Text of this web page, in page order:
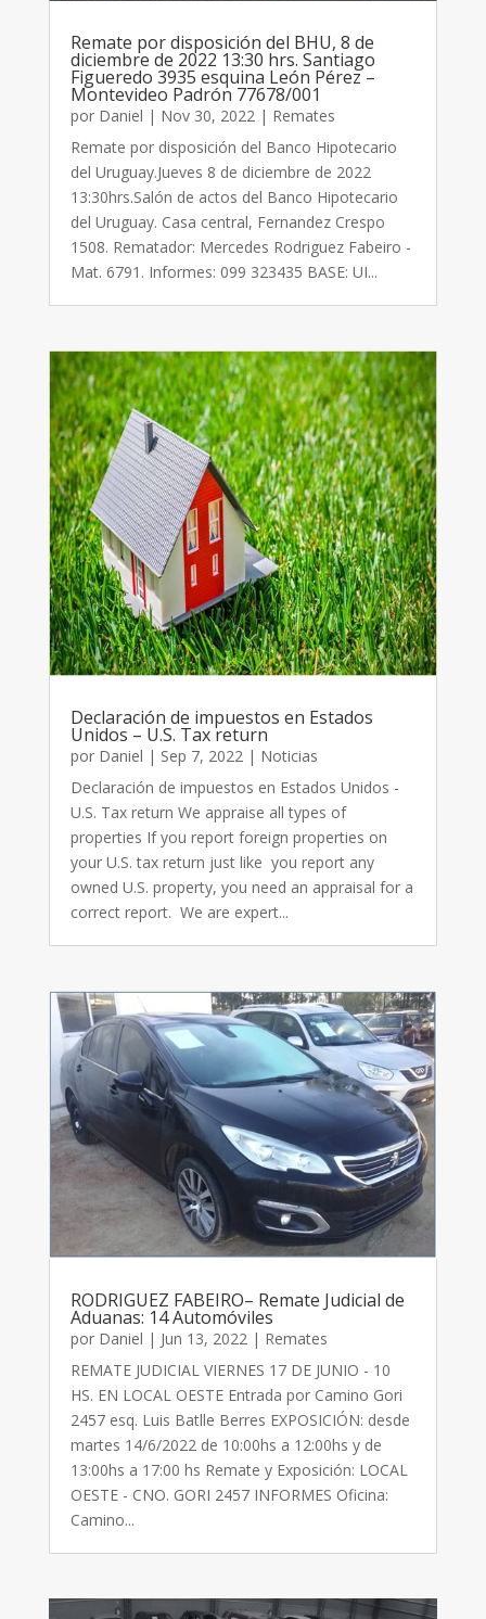
Remate por disposición del BHU, 8 de
diciembre de 2022 13:30 hrs. Santiago
Figueredo 3935 esquina León Pérez –
Montevideo Padrón 77678/001
por Daniel | Nov 30, 2022 | Remates
Remate por disposición del Banco Hipotecario
del Uruguay.Jueves 8 de diciembre de 2022
13:30hrs.Salón de actos del Banco Hipotecario
del Uruguay. Casa central, Fernandez Crespo
1508. Rematador: Mercedes Rodriguez Fabeiro -
Mat. 6791. Informes: 099 323435 BASE: UI...
Declaración de impuestos en Estados
Unidos – U.S. Tax return
por Daniel | Sep 7, 2022| Noticias
Declaración de impuestos en Estados Unidos -
U.S. Tax return We appraise all types of
properties If you report foreign properties on
your U.S. tax return just like you report any
owned U.S. property, you need an appraisal for a
correct report. We are expert...
RODRIGUEZ FABEIRO– Remate Judicial de
Aduanas: 14 Automóviles
por Daniel | Jun 13, 2022 | Remates
REMATE JUDICIAL VIERNES 17 DE JUNIO - 10
HS. EN LOCAL OESTE Entrada por Camino Gori
2457 esq. Luis Batlle Berres EXPOSICIÓN: desde
martes 14/6/2022 de 10:00hs a 12:00hs y de
13:00hs a 17:00 hs Remate y Exposición: LOCAL
OESTE - CNO. GORI 2457 INFORMES Oficina:
Camino...